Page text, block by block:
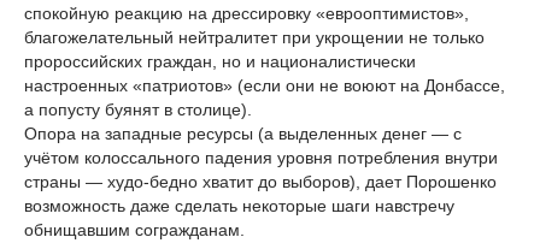
спокойную реакцию на дрессировку «еврооптимистов»,
благожелательный нейтралитет при укрощении не только
пророссийских граждан, но и националистически
настроенных «патриотов» (если они не воюют на Донбассе,
а попусту буянят в столице).
Опора на западные ресурсы (а выделенных денег — с
учётом колоссального падения уровня потребления внутри
страны — худо-бедно хватит до выборов), дает Порошенко
возможность даже сделать некоторые шаги навстречу
обнищавшим согражданам.